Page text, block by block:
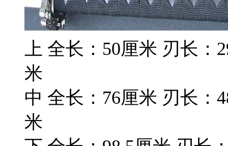
上 全长：50厘米 刃长：
米
中 全长：76厘米 刃长：
米